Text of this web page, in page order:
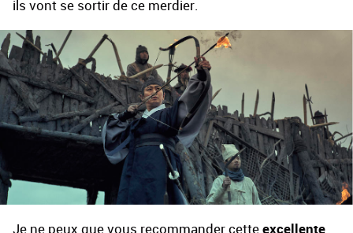
ils vont se sortir de ce merdier.
Je ne peux que vous recommander cette excellente